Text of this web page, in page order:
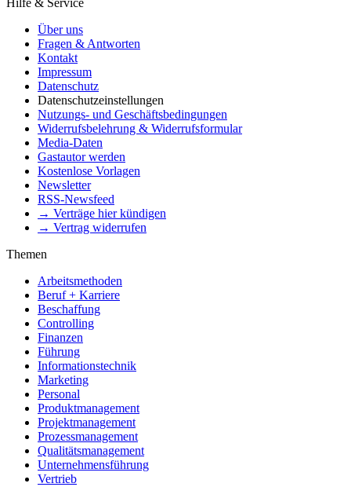
Hilfe & Service
Über uns
Fragen & Antworten
Kontakt
Impressum
Datenschutz
Datenschutzeinstellungen
Nutzungs- und Geschäftsbedingungen
Widerrufsbelehrung & Widerrufsformular
Media-Daten
Gastautor werden
Kostenlose Vorlagen
Newsletter
RSS-Newsfeed
→ Verträge hier kündigen
→ Vertrag widerrufen
Themen
Arbeitsmethoden
Beruf + Karriere
Beschaffung
Controlling
Finanzen
Führung
Informationstechnik
Marketing
Personal
Produktmanagement
Projektmanagement
Prozessmanagement
Qualitätsmanagement
Unternehmensführung
Vertrieb